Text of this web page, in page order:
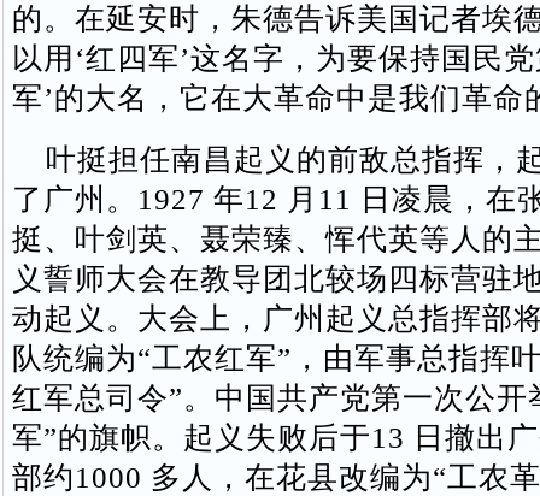
的。在延安时，朱德告诉美国记者埃
以用‘红四军’这名字，为要保持国民
军’的大名，它在大革命中是我们革命
叶挺担任南昌起义的前敌总指挥，
了广州。1927 年12 月11 日凌晨，在
挺、叶剑英、聂荣臻、恽代英等人的
义誓师大会在教导团北较场四标营驻
动起义。大会上，广州起义总指挥部
队统编为“工农红军”，由军事总指挥
红军总司令”。中国共产党第一次公开
军”的旗帜。起义失败后于13 日撤出
部约1000 多人，在花县改编为“工农